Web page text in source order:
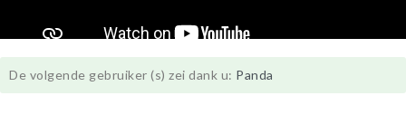
De volgende gebruiker (s) zei dank u: Panda